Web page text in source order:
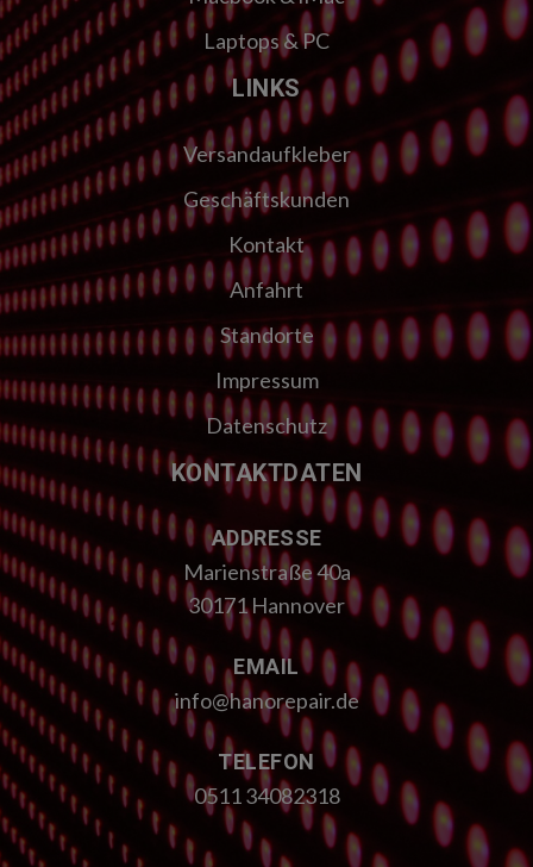
Laptops & PC
LINKS
Versandaufkleber
Geschäftskunden
Kontakt
Anfahrt
Standorte
Impressum
Datenschutz
KONTAKTDATEN
ADDRESSE
Marienstraße 40a
30171 Hannover
EMAIL
info@hanorepair.de
TELEFON
0511 34082318